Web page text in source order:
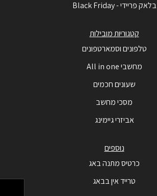
בלאק פריידי - Black Friday
קטגוריות מובילות
טלפונים וסמארטפונים
מחשבי All in one
שעונים חכמים
מסכי מחשב
אביזרי גיימינג
נוספים
כרטיס מתנה באג
טרייד אין בבאג